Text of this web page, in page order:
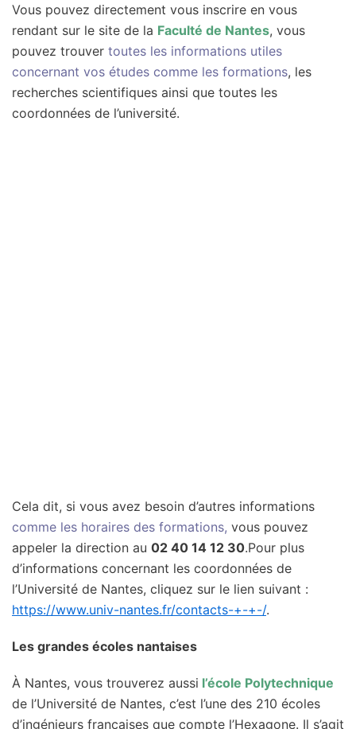
Vous pouvez directement vous inscrire en vous
rendant sur le site de la Faculté de Nantes, vous
pouvez trouver toutes les informations utiles
concernant vos études comme les formations, les
recherches scientifiques ainsi que toutes les
coordonnées de l’université.
Cela dit, si vous avez besoin d’autres informations
comme les horaires des formations, vous pouvez
appeler la direction au 02 40 14 12 30.Pour plus
d’informations concernant les coordonnées de
l’Université de Nantes, cliquez sur le lien suivant :
https://www.univ-nantes.fr/contacts-+-+-/.
Les grandes écoles nantaises
À Nantes, vous trouverez aussi l’école Polytechnique
de l’Université de Nantes, c’est l’une des 210 écoles
d’ingénieurs françaises que compte l’Hexagone. Il s’agit